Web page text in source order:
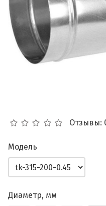
Отзывы:
Модель
Диаметр, мм